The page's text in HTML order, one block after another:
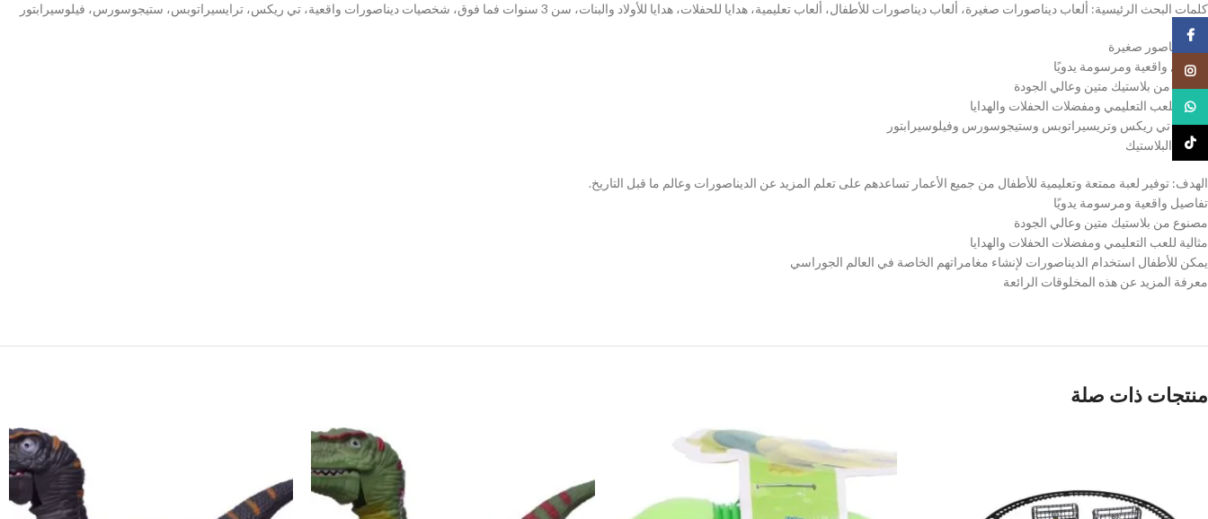
كلمات البحث الرئيسية: ألعاب ديناصورات صغيرة، ألعاب ديناصورات للأطفال، ألعاب تعليمية، هدايا للحفلات، هدايا للأولاد والبنات، سن 3 سنوات فما فوق، شخصيات ديناصورات واقعية، تي ريكس، ترايسيراتوبس، ستيجوسورس، فيلوسيرابتور
لعبه ديناصور صغيرة
تفاصيل واقعية ومرسومة يدويًا
مصنوع من بلاستيك متين وعالي الجودة
مثالية للعب التعليمي ومفضلات الحفلات والهدايا
تتضمن تي ريكس وتريسيراتوبس وستيجوسورس وفيلوسيرابتور
المادة: البلاستيك
الهدف: توفير لعبة ممتعة وتعليمية للأطفال من جميع الأعمار تساعدهم على تعلم المزيد عن الديناصورات وعالم ما قبل التاريخ.
تفاصيل واقعية ومرسومة يدويًا
مصنوع من بلاستيك متين وعالي الجودة
مثالية للعب التعليمي ومفضلات الحفلات والهدايا
يمكن للأطفال استخدام الديناصورات لإنشاء مغامراتهم الخاصة في العالم الجوراسي
معرفة المزيد عن هذه المخلوقات الرائعة
منتجات ذات صلة
Instagram
WhatsApp
TikTok